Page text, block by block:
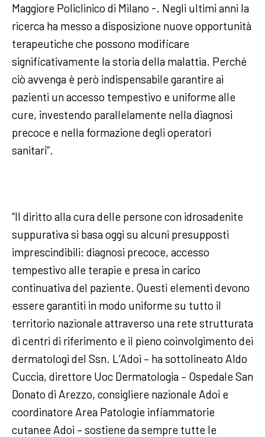
Maggiore Policlinico di Milano -. Negli ultimi anni la
ricerca ha messo a disposizione nuove opportunità
terapeutiche che possono modificare
significativamente la storia della malattia. Perché
ciò avvenga è però indispensabile garantire ai
pazienti un accesso tempestivo e uniforme alle
cure, investendo parallelamente nella diagnosi
precoce e nella formazione degli operatori
sanitari”.
“Il diritto alla cura delle persone con idrosadenite
suppurativa si basa oggi su alcuni presupposti
imprescindibili: diagnosi precoce, accesso
tempestivo alle terapie e presa in carico
continuativa del paziente. Questi elementi devono
essere garantiti in modo uniforme su tutto il
territorio nazionale attraverso una rete strutturata
di centri di riferimento e il pieno coinvolgimento dei
dermatologi del Ssn. L’Adoi – ha sottolineato Aldo
Cuccia, direttore Uoc Dermatologia – Ospedale San
Donato di Arezzo, consigliere nazionale Adoi e
coordinatore Area Patologie infiammatorie
cutanee Adoi – sostiene da sempre tutte le